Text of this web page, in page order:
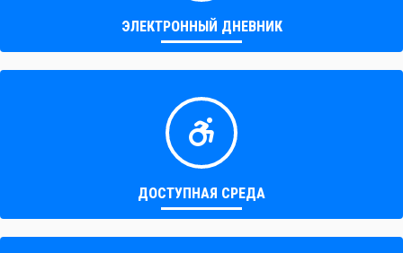
ЭЛЕКТРОННЫЙ ДНЕВНИК
ДОСТУПНАЯ СРЕДА